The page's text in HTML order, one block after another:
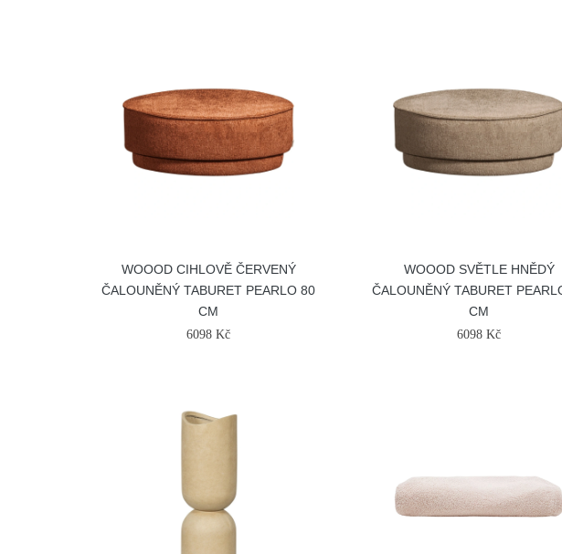
WOOOD CIHLOVĚ ČERVENÝ
ČALOUNĚNÝ TABURET PEARLO 80
CM
6098 Kč
WOOOD SVĚTLE HNĚDÝ
ČALOUNĚNÝ TABURET
CM
6098 Kč